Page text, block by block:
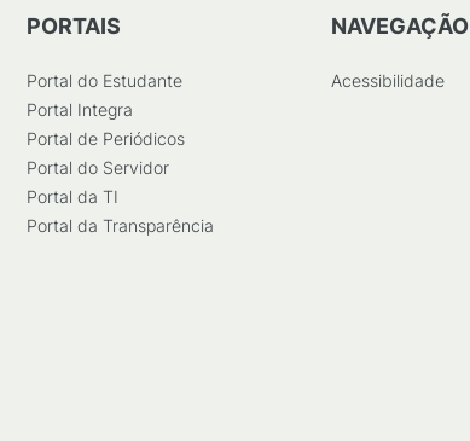
PORTAIS
Portal do Estudante
Portal Integra
Portal de Periódicos
Portal do Servidor
Portal da TI
Portal da Transparência
NAVEGAÇÃO
Acessibilidade